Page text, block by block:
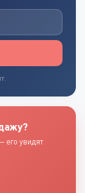
его увидят